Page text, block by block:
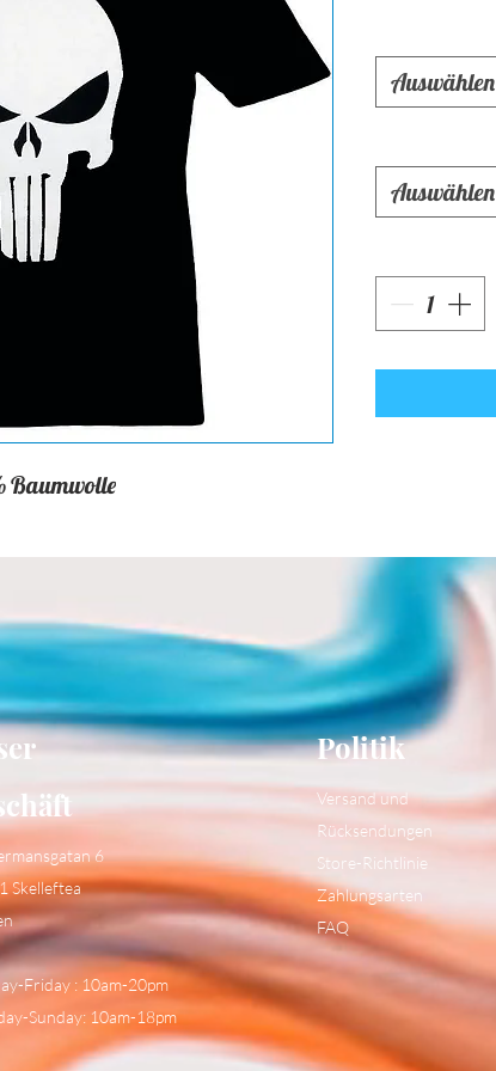
Baumwolle
Auswählen
Auswählen
6
Skelleftea
Friday : 10am-20pm
Sunday: 10am-18pm
Politik
Versand und
Rücksendungen
Store-Richtlinie
Zahlungsarten
FAQ